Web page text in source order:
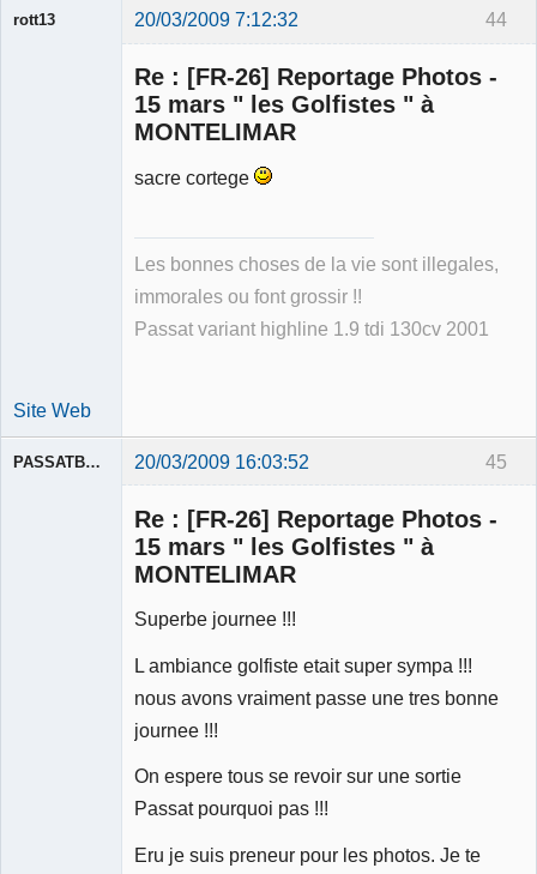
44
rott13 20/03/2009 7:12:32
Re : [FR-26] Reportage Photos -
15 mars " les Golfistes " à
MONTELIMAR
sacre cortege
Les bonnes choses de la vie sont illegales,
immorales ou font grossir !!
Passat variant highline 1.9 tdi 130cv 2001
Site Web
45
PASSATBLANCHE 20/03/2009 16:03:52
Re : [FR-26] Reportage Photos -
15 mars " les Golfistes " à
MONTELIMAR
Superbe journee !!!
L ambiance golfiste etait super sympa !!!
nous avons vraiment passe une tres bonne
journee !!!
On espere tous se revoir sur une sortie
Passat pourquoi pas !!!
Eru je suis preneur pour les photos. Je te